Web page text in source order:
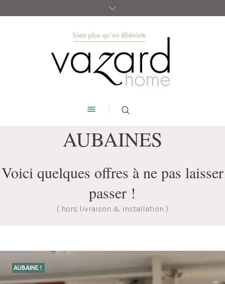
AUBAINES
Voici quelques offres à ne pas laisser
passer !
( hors livraison & installation )
AUBAINE !